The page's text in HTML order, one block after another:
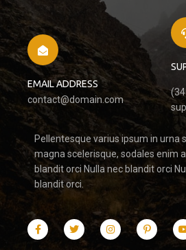
EMAIL ADDRESS
contact@domain.com
Pellentesque varius ipsum in urna
magna scelerisque, sodales enim
blandit orci Nulla nec blandit orci
blandit orci.